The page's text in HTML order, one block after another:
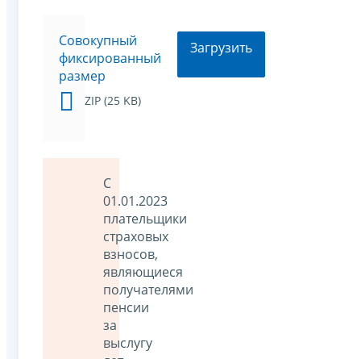
Совокупный
фиксированный
размер
ZIP (25 KB)
Загрузить
С
01.01.2023
плательщики
страховых
взносов,
являющиеся
получателями
пенсии
за
выслугу